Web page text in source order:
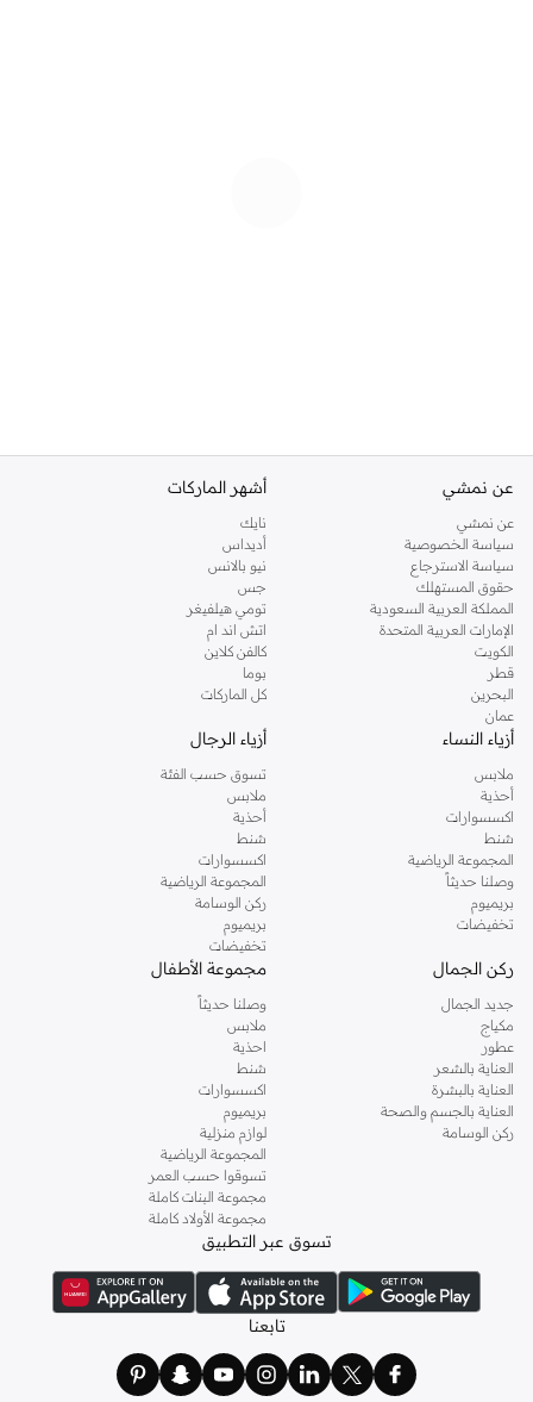
عن نمشي
عن نمشي
سياسة الخصوصية
سياسة الاسترجاع
حقوق المستهلك
المملكة العربية السعودية
الإمارات العربية المتحدة
الكويت
قطر
البحرين
عمان
أشهر الماركات
نايك
أديداس
نيو بالانس
جس
تومي هيلفيغر
اتش اند ام
كالفن كلاين
بوما
كل الماركات
أزياء النساء
ملابس
أحذية
اكسسوارات
شنط
المجموعة الرياضية
وصلنا حديثاً
بريميوم
تخفيضات
أزياء الرجال
تسوق حسب الفئة
ملابس
أحذية
شنط
اكسسوارات
المجموعة الرياضية
ركن الوسامة
بريميوم
تخفيضات
ركن الجمال
جديد الجمال
مكياج
عطور
العناية بالشعر
العناية بالبشرة
العناية بالجسم والصحة
ركن الوسامة
مجموعة الأطفال
وصلنا حديثاً
ملابس
احذية
شنط
اكسسوارات
بريميوم
لوازم منزلية
المجموعة الرياضية
تسوقوا حسب العمر
مجموعة البنات كاملة
مجموعة الأولاد كاملة
تسوق عبر التطبيق
تابعنا